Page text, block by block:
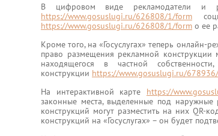
В цифровом виде рекламодатели и
https://www.gosuslugi.ru/626808/1/form
https://www.gosuslugi.ru/626808/1/form о ее
Кроме того, на «Госуслугах» теперь
право размещения рекламной
находящегося в частной
конструкции https://www.gosuslugi.ru/
На интерактивной карте https://
законные места, выделенные под
конструкций могут разместить на них QR-
конструкций на «Госуслугах» – он будет